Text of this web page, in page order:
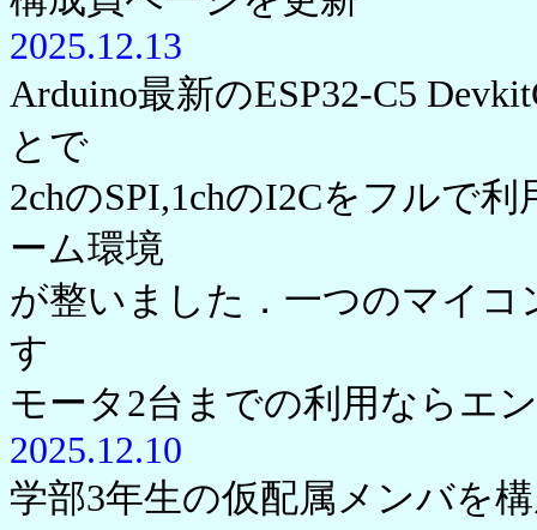
2025.12.13
Arduino最新のESP32-C5
とで
2chのSPI,1chのI2Cをフルで
ーム環境
が整いました．一つのマイコ
す
モータ2台までの利用ならエ
2025.12.10
学部3年生の仮配属メンバを